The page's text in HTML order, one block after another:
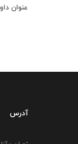
عنوان
آدرس